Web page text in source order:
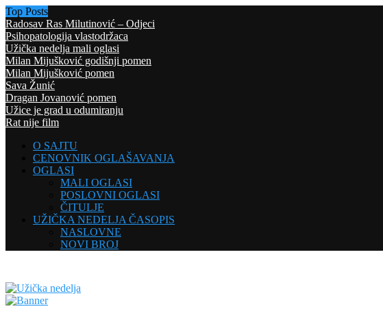
Top Posts
Radosav Ras Milutinović – Odjeci
Psihopatologija vlastodržaca
Užička nedelja mali oglasi
Milan Mijušković godišnji pomen
Milan Mijušković pomen
Sava Žunić
Dragan Jovanović pomen
Užice je grad u odumiranju
Rat nije film
O SAJTU
CENOVNIK OGLAŠAVANJA
OGLASI
MALI OGLASI
POSLOVNI OGLASI
ČITULJE
UŽIČKA NEDELJA ČASOPIS
NASLOVNE
NOVI BROJ